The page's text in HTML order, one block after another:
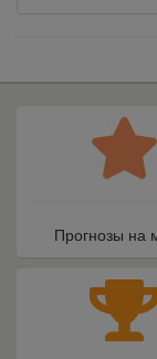
Прогнозы на